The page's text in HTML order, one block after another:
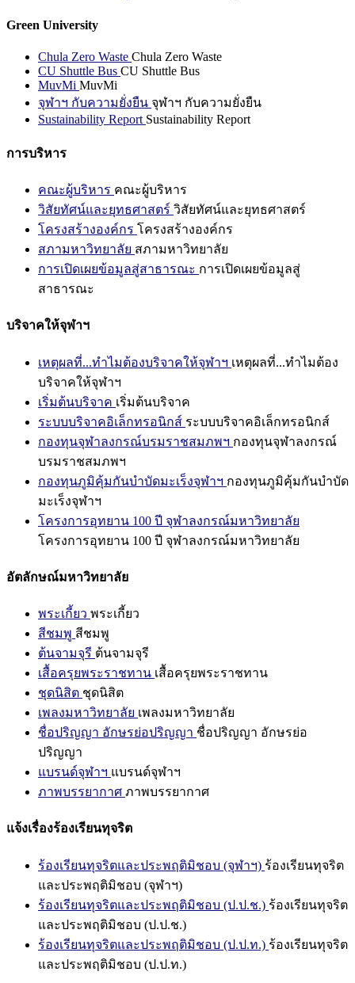
Green University
Chula Zero Waste Chula Zero Waste
CU Shuttle Bus CU Shuttle Bus
MuvMi MuvMi
จุฬาฯ กับความยั่งยืน จุฬาฯ กับความยั่งยืน
Sustainability Report Sustainability Report
การบริหาร
คณะผู้บริหาร คณะผู้บริหาร
วิสัยทัศน์และยุทธศาสตร์ วิสัยทัศน์และยุทธศาสตร์
โครงสร้างองค์กร โครงสร้างองค์กร
สภามหาวิทยาลัย สภามหาวิทยาลัย
การเปิดเผยข้อมูลสู่สาธารณะ การเปิดเผยข้อมูลสู่
สาธารณะ
บริจาคให้จุฬาฯ
เหตุผลที่...ทำไมต้องบริจาคให้จุฬาฯ เหตุผลที่...ทำไมต้อง
บริจาคให้จุฬาฯ
เริ่มต้นบริจาค เริ่มต้นบริจาค
ระบบบริจาคอิเล็กทรอนิกส์ ระบบบริจาคอิเล็กทรอนิกส์
กองทุนจุฬาลงกรณ์บรมราชสมภพฯ กองทุนจุฬาลงกรณ์
บรมราชสมภพฯ
กองทุนภูมิคุ้มกันบำบัดมะเร็งจุฬาฯ กองทุนภูมิคุ้มกันบำบัด
มะเร็งจุฬาฯ
โครงการอุทยาน 100 ปี จุฬาลงกรณ์มหาวิทยาลัย
โครงการอุทยาน 100 ปี จุฬาลงกรณ์มหาวิทยาลัย
อัตลักษณ์มหาวิทยาลัย
พระเกี้ยว พระเกี้ยว
สีชมพู สีชมพู
ต้นจามจุรี ต้นจามจุรี
เสื้อครุยพระราชทาน เสื้อครุยพระราชทาน
ชุดนิสิต ชุดนิสิต
เพลงมหาวิทยาลัย เพลงมหาวิทยาลัย
ชื่อปริญญา อักษรย่อปริญญา ชื่อปริญญา อักษรย่อ
ปริญญา
แบรนด์จุฬาฯ แบรนด์จุฬาฯ
ภาพบรรยากาศ ภาพบรรยากาศ
แจ้งเรื่องร้องเรียนทุจริต
ร้องเรียนทุจริตและประพฤติมิชอบ (จุฬาฯ) ร้องเรียนทุจริต
และประพฤติมิชอบ (จุฬาฯ)
ร้องเรียนทุจริตและประพฤติมิชอบ (ป.ป.ช.) ร้องเรียนทุจริต
และประพฤติมิชอบ (ป.ป.ช.)
ร้องเรียนทุจริตและประพฤติมิชอบ (ป.ป.ท.) ร้องเรียนทุจริต
และประพฤติมิชอบ (ป.ป.ท.)